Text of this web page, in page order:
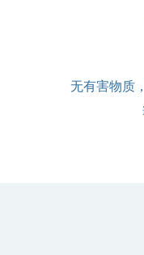
无有害物质